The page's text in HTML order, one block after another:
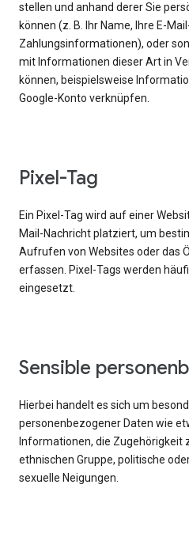
stellen und anhand derer Sie
können (z. B. Ihr Name, Ihre E-
Zahlungsinformationen), oder
mit Informationen dieser Art in
können, beispielsweise
Google-Konto verknüpfen.
Pixel-Tag
Ein Pixel-Tag wird auf einer
Mail-Nachricht platziert, um
Aufrufen von Websites oder das
erfassen. Pixel-Tags werden
eingesetzt.
Sensible
Hierbei handelt es sich um
personenbezogener Daten wie
Informationen, die Zugehörigkeit
ethnischen Gruppe, politische
sexuelle Neigungen.